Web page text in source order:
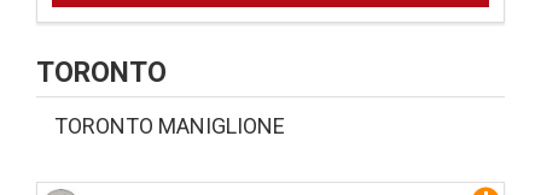
TORONTO
TORONTO MANIGLIONE